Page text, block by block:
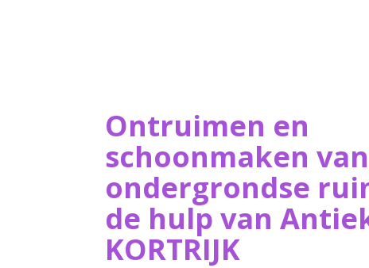
Ontruimen en
schoonmaken
ondergrondse
de hulp van
KORTRIJK